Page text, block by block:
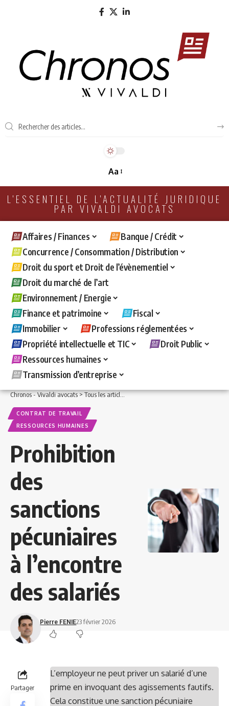
Aa
L'ESSENTIEL DE L'ACTUALITÉ JURIDIQUE
PAR VIVALDI AVOCATS
Affaires / Finances
Banque / Crédit
Concurrence / Consommation / Distribution
Droit du sport et Droit de l’évènementiel
Droit du marché de l’art
Environnement / Energie
Finance et patrimoine
Fiscal
Immobilier
Professions réglementées
Propriété intellectuelle et TIC
Droit Public
Ressources humaines
Transmission d’entreprise
Chronos - Vivaldi avocats>Tous les articles >Ressources humaines>Contrat de
CONTRAT DE TRAVAIL
RESSOURCES HUMAINES
Prohibition
des
sanctions
pécuniaires
à l’encontre
des salariés
Pierre FENIE23 février 2026
Partager
L’employeur ne peut priver un salarié d’une
prime en invoquant des agissements fautifs.
Cela constitue une sanction pécuniaire